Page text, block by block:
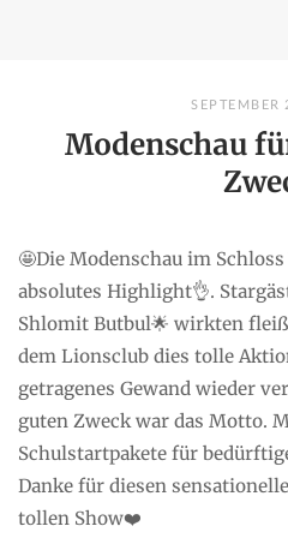
content
SEPTEMBER
Modenschau
🤩Die Modenschau im
absolutes Highlight👌.
Shlomit Butbul🌟 wirkten
dem Lionsclub dies tolle
getragenes Gewand wieder
guten Zweck war das Motto.
Schulstartpakete für
Danke für diesen
tollen Show❤️